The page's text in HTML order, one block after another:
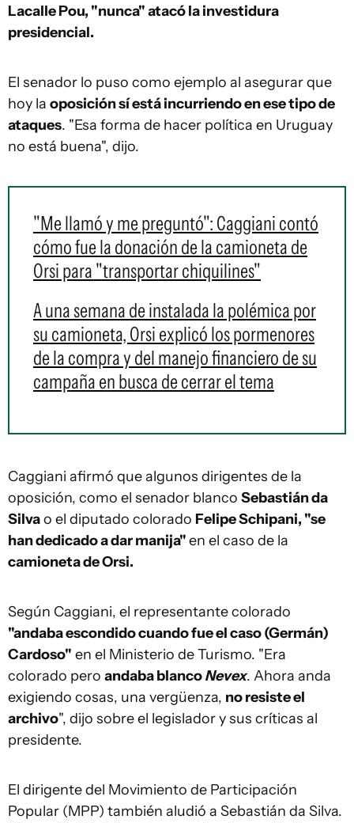
Lacalle Pou, "nunca" atacó la investidura
presidencial.
El senador lo puso como ejemplo al asegurar que
hoy la oposición sí está incurriendo en ese tipo de
ataques. "Esa forma de hacer política en Uruguay
no está buena", dijo.
"Me llamó y me preguntó": Caggiani contó
cómo fue la donación de la camioneta de
Orsi para "transportar chiquilines"
A una semana de instalada la polémica por
su camioneta, Orsi explicó los pormenores
de la compra y del manejo financiero de su
campaña en busca de cerrar el tema
Caggiani afirmó que algunos dirigentes de la
oposición, como el senador blanco Sebastián da
Silvao el diputado colorado Felipe Schipani, "se
han dedicado a dar manija"en el caso de la
camioneta de Orsi.
Según Caggiani, el representante colorado
"andaba escondido cuando fue el caso (Germán)
Cardoso" en el Ministerio de Turismo. "Era
colorado pero andaba blancoNevex. Ahora anda
exigiendo cosas, una vergüenza, no resiste el
archivo", dijo sobre el legislador y sus críticas al
presidente.
El dirigente del Movimiento de Participación
Popular (MPP) también aludió a Sebastián da Silva.